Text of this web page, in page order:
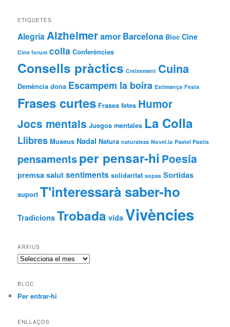
ETIQUETES
Alegría Alzheimeramor Barcelona Bloc Cine
Cine forum colla Conferències
Consells pràctics Creixement Cuina
Demència dona Escampem la boira Estimança Festa
Frases curtes Frases fetes Humor
Jocs mentals Juegos mentales La Colla
Llibres Museus Nadal Natura naturaleza Novel.la Pastel Pastís
pensamentsper pensar-hi Poesía
premsa salut sentiments solidaritat sopas Sortidas
suport T'interessarà saber-ho
Tradicions Trobada vida Vivències
ARXIUS
Arxius
BLOC
Per entrar-hi
ENLLAÇOS